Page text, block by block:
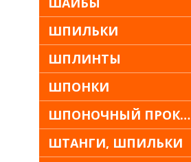
ШПИЛЬКИ
ШПЛИНТЫ
ШПОНКИ
ШПОНОЧНЫЙ ПРОКАТ
ШТАНГИ, ШПИЛЬКИ